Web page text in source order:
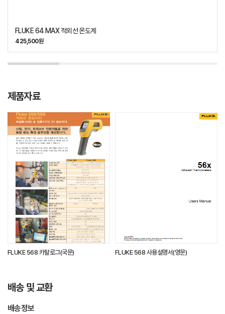
FLUKE 64 MAX 적외선 온도계
425,500원
제품자료
FLUKE 568 카탈로그(국문) FLUKE 568 사용설명서(영문)
배송 및 교환
배송정보